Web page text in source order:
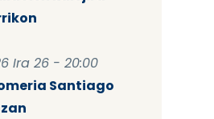
Ira 26 - 20:00
Santiago